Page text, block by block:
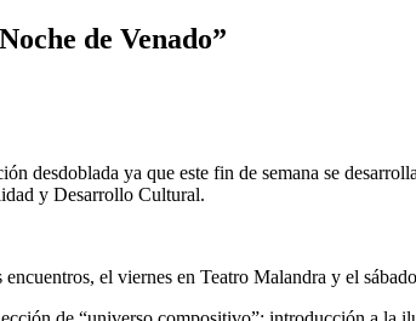
de Venado”
desdoblada ya que este fin de semana se
y Desarrollo Cultural.
el viernes en Teatro Malandra y el